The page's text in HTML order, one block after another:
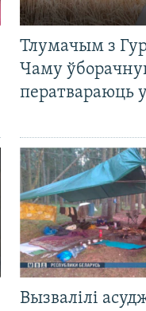
Тлумачым з
Чаму
ператвараюць
Вызвалілі